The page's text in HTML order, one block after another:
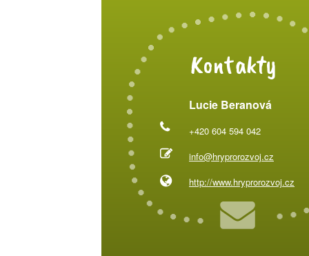
Kontakty
Lucie Beranová
+420 604 594 042
info@hryprorozvoj.cz
http://www.hryprorozvoj.cz